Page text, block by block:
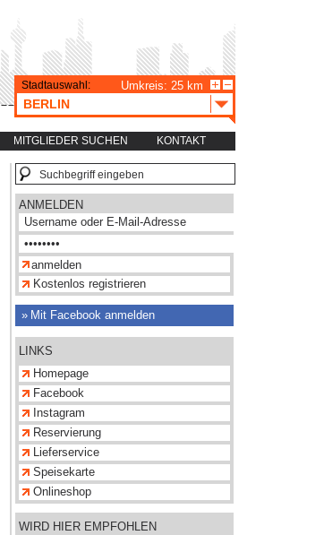
MITGLIEDER SUCHEN KONTAKT
Stadtauswahl: Umkreis: 25 km
BERLIN
ANMELDEN
Kostenlos registrieren
Mit Facebook anmelden
LINKS
Homepage
Facebook
Instagram
Reservierung
Lieferservice
Speisekarte
Onlineshop
WIRD HIER EMPFOHLEN